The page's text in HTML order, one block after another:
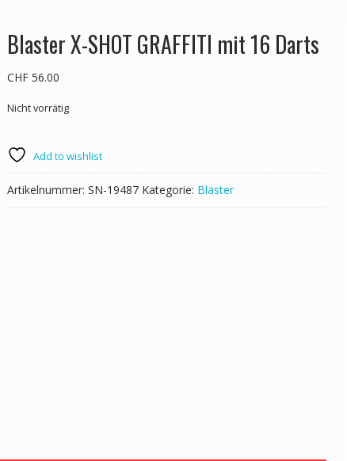
Blaster X-SHOT GRAFFITI mit 16 Darts
CHF56.00
Nicht vorrätig
Add to wishlist
Artikelnummer: SN-19487 Kategorie: Blaster